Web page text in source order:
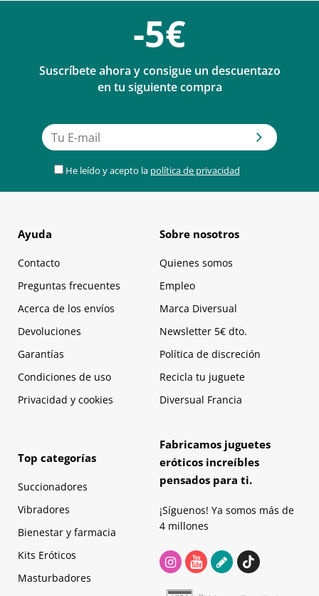
-5€
Suscríbete ahora y consigue un descuentazo
en tu siguiente compra
He leído y acepto la política de privacidad
Ayuda
Contacto
Preguntas frecuentes
Acerca de los envíos
Devoluciones
Garantías
Condiciones de uso
Privacidad y cookies
Sobre nosotros
Quienes somos
Empleo
Marca Diversual
Newsletter 5€ dto.
Política de discreción
Recicla tu juguete
Diversual Francia
Top categorías
Succionadores
Vibradores
Bienestar y farmacia
Kits Eróticos
Masturbadores
Fabricamos juguetes
eróticos increíbles
pensados para ti.
¡Síguenos! Ya somos más de
4 millones